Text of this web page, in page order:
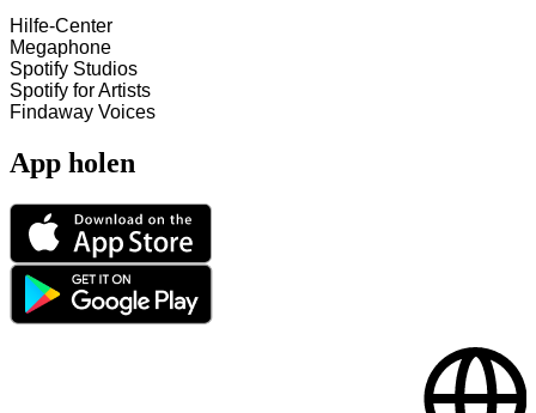
Hilfe-Center
Megaphone
Spotify Studios
Spotify for Artists
Findaway Voices
App holen